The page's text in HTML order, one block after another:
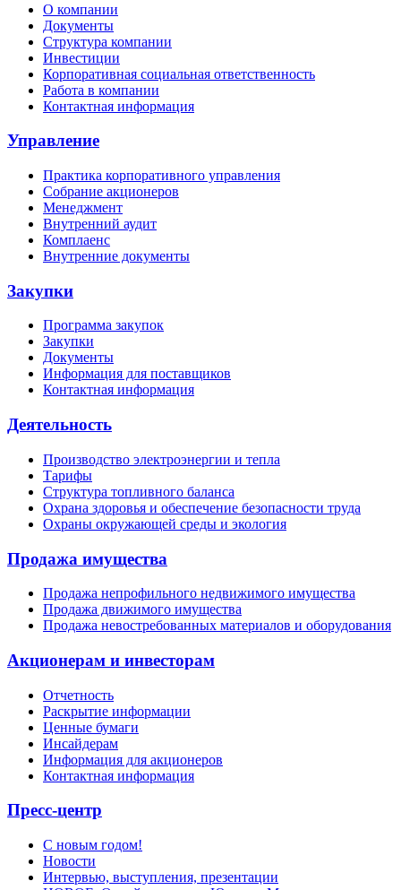
О компании
Документы
Структура компании
Инвестиции
Корпоративная социальная ответственность
Работа в компании
Контактная информация
Управление
Практика корпоративного управления
Собрание акционеров
Менеджмент
Внутренний аудит
Комплаенс
Внутренние документы
Закупки
Программа закупок
Закупки
Документы
Информация для поставщиков
Контактная информация
Деятельность
Производство электроэнергии и тепла
Тарифы
Структура топливного баланса
Охрана здоровья и обеспечение безопасности труда
Охраны окружающей среды и экология
Продажа имущества
Продажа непрофильного недвижимого имущества
Продажа движимого имущества
Продажа невостребованных материалов и оборудования
Акционерам и инвесторам
Отчетность
Раскрытие информации
Ценные бумаги
Инсайдерам
Информация для акционеров
Контактная информация
Пресс-центр
С новым годом!
Новости
Интервью, выступления, презентации